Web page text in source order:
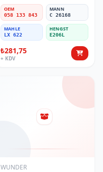
OEM
058 133 843
MANN
C 26168
MAHLE
LX 622
HENGST
E206L
₺281,75
+ KDV
WUNDER